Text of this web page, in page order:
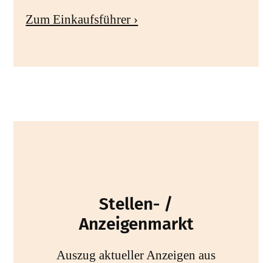
Zum Einkaufsführer ›
Stellen- /
Anzeigenmarkt
Auszug aktueller Anzeigen aus